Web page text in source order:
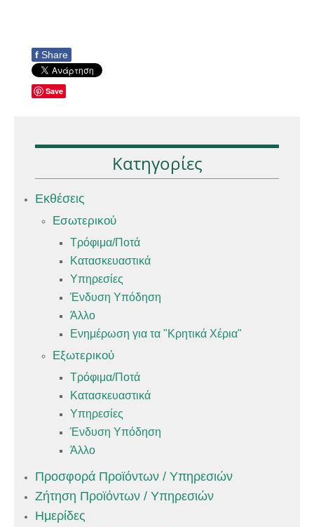
f Share
Save
Κατηγορίες
Εκθέσεις
Εσωτερικού
Τρόφιμα/Ποτά
Κατασκευαστικά
Υπηρεσίες
Ένδυση Υπόδηση
Άλλο
Ενημέρωση για τα "Κρητικά Χέρια"
Εξωτερικού
Τρόφιμα/Ποτά
Κατασκευαστικά
Υπηρεσίες
Ένδυση Υπόδηση
Άλλο
Προσφορά Προϊόντων / Υπηρεσιών
Ζήτηση Προϊόντων / Υπηρεσιών
Ημερίδες